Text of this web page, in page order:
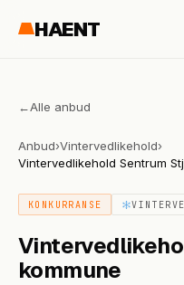
HAENT
←Alle anbud
Anbud›Vintervedlikehold›
Vintervedlikehold Sentrum
KONKURRANSE
kommune